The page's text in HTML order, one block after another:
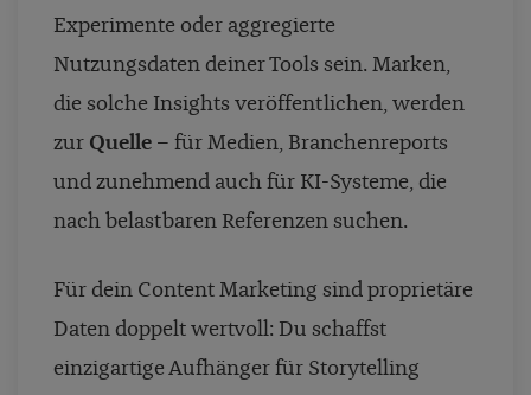
Experimente oder aggregierte
Nutzungsdaten deiner Tools sein. Marken,
die solche Insights veröffentlichen, werden
zur Quelle – für Medien, Branchenreports
und zunehmend auch für KI-Systeme, die
nach belastbaren Referenzen suchen.
Für dein Content Marketing sind proprietäre
Daten doppelt wertvoll: Du schaffst
einzigartige Aufhänger für Storytelling